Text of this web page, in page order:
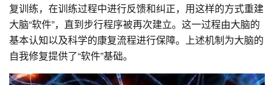
复训练，在训练过程中进行反馈和纠正，用这样的方式重建
大脑“软件”，直到步行程序被再次建立。这一过程由大脑的
基本认知以及科学的康复流程进行保障。上述机制为大脑的
自我修复提供了“软件”基础。